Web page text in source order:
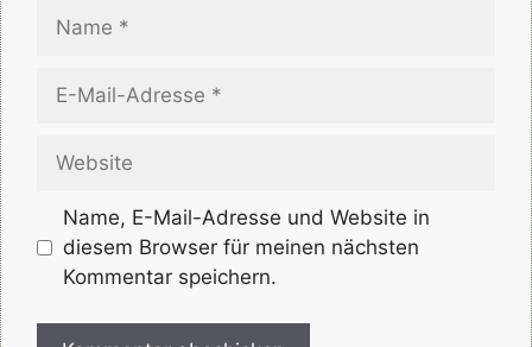
Name
Website
Name, E-Mail-Adresse und Website in
diesem Browser für meinen nächsten
Kommentar speichern.